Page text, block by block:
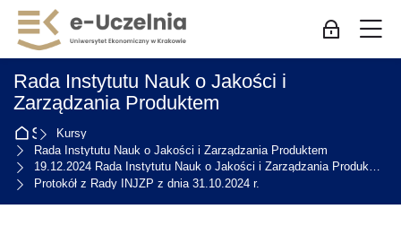
Skip to navigation
Skip to login form
Przejdź do głównej zawartości
Skip to accessibility options
Skip to footer
Skip accessibility options
Zaloguj
Rada Instytutu Nauk o Jakości i
Zarządzania Produktem
Strona główna
Kursy
Rada Instytutu Nauk o Jakości i Zarządzania Produktem
19.12.2024 Rada Instytutu Nauk o Jakości i Zarządzania Produktem
Protokół z Rady INJZP z dnia 31.10.2024 r.